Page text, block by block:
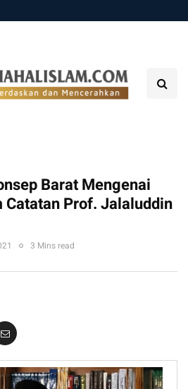
Barat Mengenai
Prof. Jalaluddin
3 Mins read